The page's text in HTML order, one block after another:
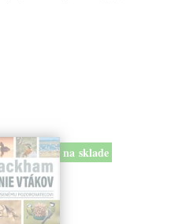
na sklade